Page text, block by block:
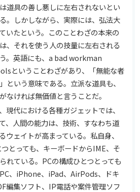
道具の善し悪しに左右されないとい
。しかしながら、実際には、弘法大
いたという。このことわざの本来の
、それを使う人の技量に左右される
。英語にも、a bad workman
ということわざがあり、「無能な者
という意味である。立派な道具も、
なければ無価値と言うことだ。
現代における各種ガジェットでは、
、人間の能力は、技術、すなわち道
ウェイトが高まっている。私自身、
とっても、キーボードからIME、そ
れている。PCの構成ひとつとっても
、iPhone、iPad、AirPods、ドキ
編集ソフト、IP電話や案件管理ソフ